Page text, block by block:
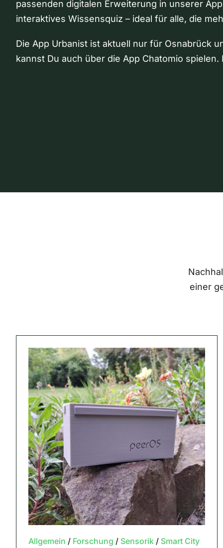
passenden digitalen Erweiterung in unserer
interaktives Wissensquiz – ideal für alle, die
Die App Urbanist ist aktuell nur für Osnabrück
kannst Du auch über die App Chatomio
einer
Allgemein / Forschung / Sensorik/ Smart City